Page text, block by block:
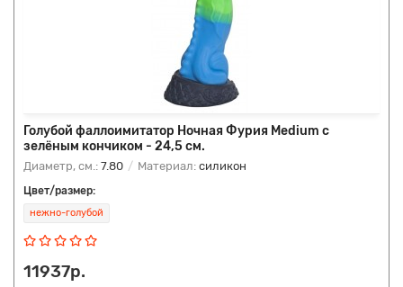
Голубой фаллоимитатор Ночная Фурия Medium с
зелёным кончиком - 24,5 см.
Диаметр, см.: 7.80 Материал: силикон
Цвет/размер:
нежно-голубой
11937р.